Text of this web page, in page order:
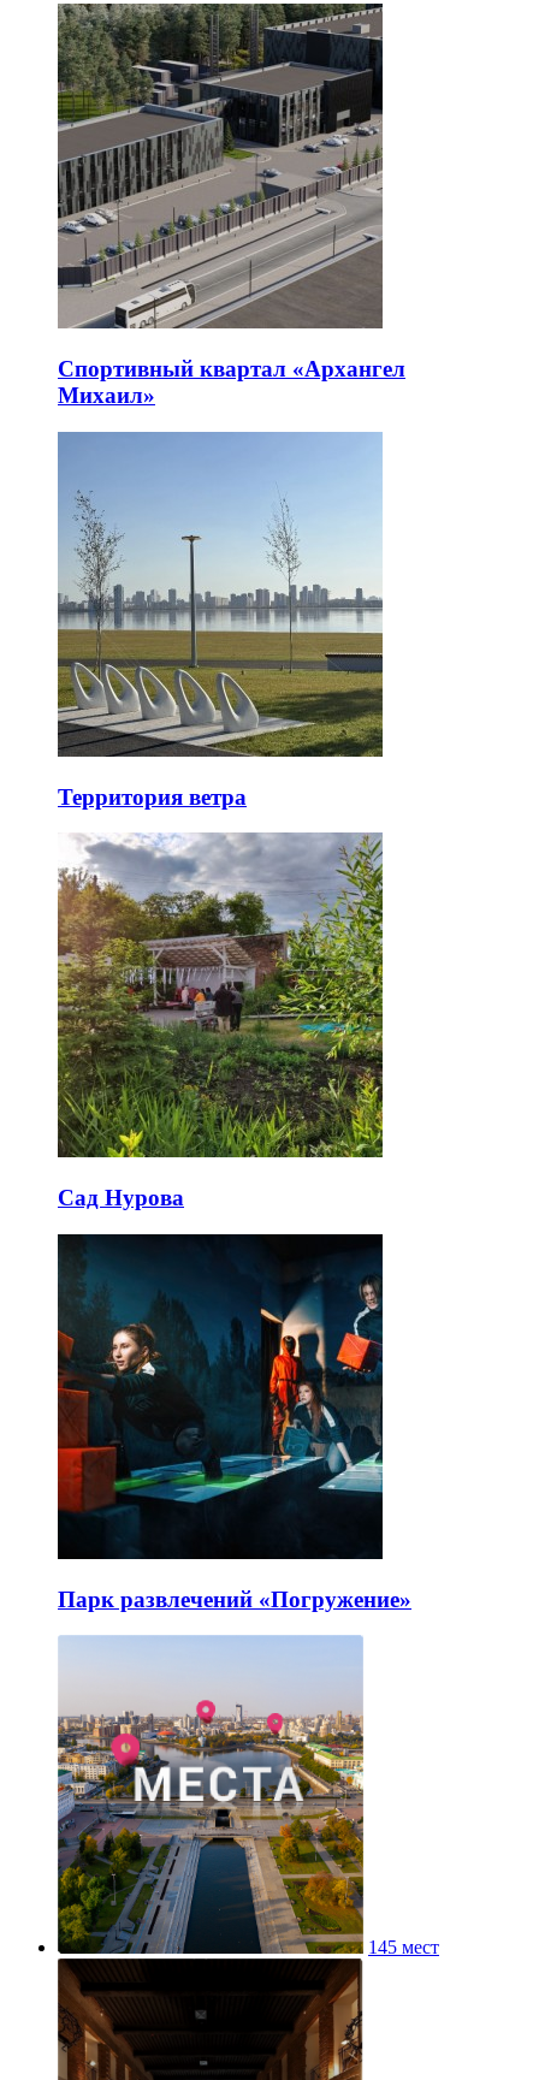
Спортивный квартал «Архангел
Михаил»
Территория ветра
Сад Нурова
Парк развлечений «Погружение»
145 мест